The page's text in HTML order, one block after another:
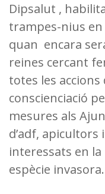
Dipsalut ,
trampes-nius
quan encara
reines cercant
totes les
conscienciació
mesures als
d’adf, apicultors
interessats en
espècie invasora.